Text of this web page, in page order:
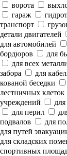
ворота
гараж
транспорт
детали двигателей
для автомобилей
бордюров
для
для всех
забора
для
кованой беседки
лестничных клеток
учреждений
для перил
подвалов
для
для путей
для складских
спортивных